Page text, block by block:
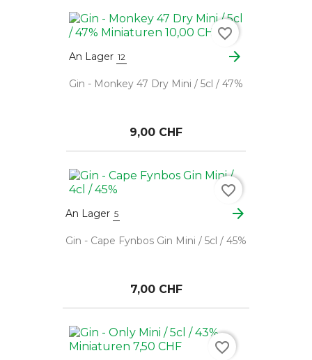
An Lager 12 arrow_forward
Gin - Monkey 47 Dry Mini / 5cl / 47%
9,00 CHF
favorite_border
An Lager 5 arrow_forward
Gin - Cape Fynbos Gin Mini / 5cl / 45%
7,00 CHF
favorite_border
favorite_border